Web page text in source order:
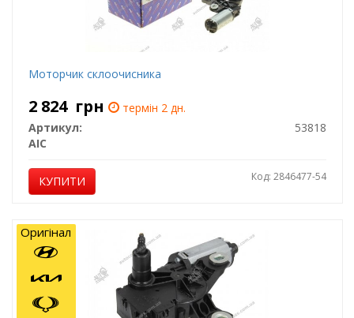
Моторчик склоочисника
2 824 грн
термін 2 дн.
Артикул:
53818
AIC
КУПИТИ Код: 2846477-54
Оригінал